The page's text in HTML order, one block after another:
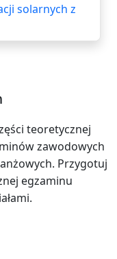
solarnych z
teoretycznej
zawodowych
Przygotuj
egzaminu